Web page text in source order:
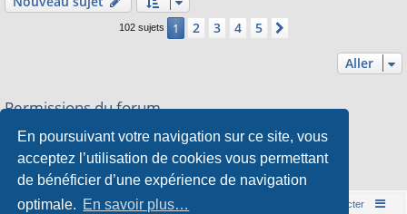
En poursuivant votre navigation sur ce site, vous
acceptez l’utilisation de cookies vous permettant
de bénéficier d’une expérience de navigation
optimale. En savoir plus…
102 sujets 1 2 3 4 5
Aller
Permissions du forum
Vous ne pouvez pas
publier de nouveaux sujets dans ce forum
Vousne pouvez pasrépondre aux sujets dans ce forum
Vousne pouvez pasmodifier vos messages dans ce forum
Vousne pouvez passupprimer vos messages dans ce forum
Vousne pouvez pastransférer de pièces jointes dans ce forum
Accueil du forum Nous contacter